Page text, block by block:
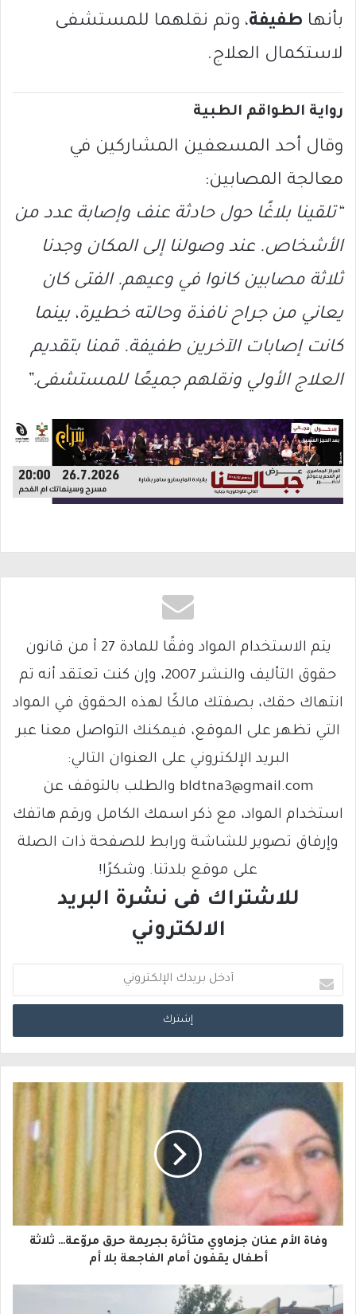
بأنها طفيفة، وتم نقلهما للمستشفى
لاستكمال العلاج.
رواية الطواقم الطبية
وقال أحد المسعفين المشاركين في
معالجة المصابين:
“تلقينا بلاغًا حول حادثة عنف وإصابة عدد من
الأشخاص. عند وصولنا إلى المكان وجدنا
ثلاثة مصابين كانوا في وعيهم. الفتى كان
يعاني من جراح نافذة وحالته خطيرة، بينما
كانت إصابات الآخرين طفيفة. قمنا بتقديم
العلاج الأولي ونقلهم جميعًا للمستشفى.”
يتم الاستخدام المواد وفقًا للمادة 27 أ من قانون
حقوق التأليف والنشر 2007، وإن كنت تعتقد أنه تم
انتهاك حقك، بصفتك مالكًا لهذه الحقوق في المواد
التي تظهر على الموقع، فيمكنك التواصل معنا عبر
البريد الإلكتروني على العنوان التالي:
bldtna3@gmail.com والطلب بالتوقف عن
استخدام المواد، مع ذكر اسمك الكامل ورقم هاتفك
وإرفاق تصوير للشاشة ورابط للصفحة ذات الصلة
على موقع بلدتنا. وشكرًا!
للاشتراك فى نشرة البريد
الالكتروني
د
خ
ر
د
ا
إ
وفاة الأم عنان جزماوي متأثرة بجريمة حرق مروّعة… ثلاثة
أطفال يقفون أمام الفاجعة بلا أم